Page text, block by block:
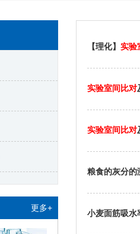
【理化】实验
实验室间比对
实验室间比对
粮食的灰分的
小麦面筋吸水
更多+